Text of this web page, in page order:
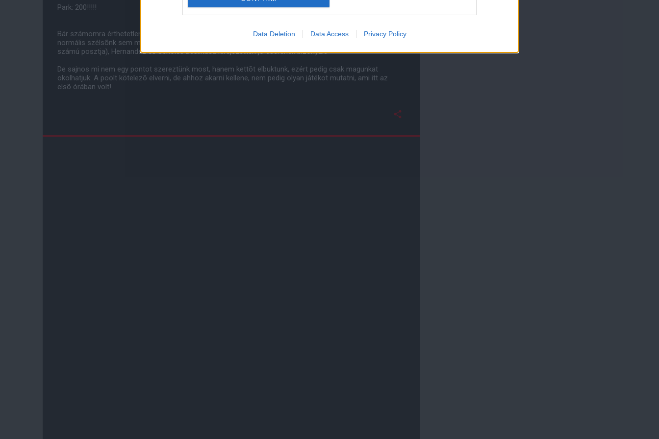
Data Deletion Data Access Privacy Policy
Park: 200!!!!!
Bár számomra érthetetlen volt, miért kellett épp Youngot és Rafaelt lehozni, minek következtében egy
normális szélsõnk sem maradt a csapatban (Giggs már nem ott a legjobb, Welbecknek sem az elsõ
számú posztja), Hernandez és Scholes beállítása kifejezetten jó cserének bizonyult.
De sajnos mi nem egy pontot szereztünk most, hanem kettõt elbuktunk, ezért pedig csak magunkat
okolhatjuk. A poolt kötelezõ elverni, de ahhoz akarni kellene, nem pedig olyan játékot mutatni, ami itt az
elsõ órában volt!